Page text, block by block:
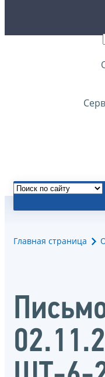
Главная страница